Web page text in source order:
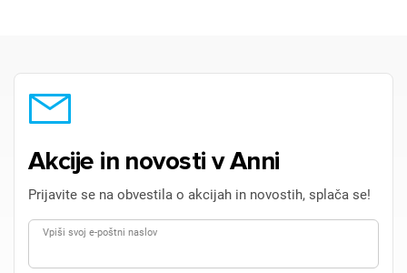
Akcije in novosti v Anni
Prijavite se na obvestila o akcijah in novostih, splača se!
Vpiši svoj e-poštni naslov